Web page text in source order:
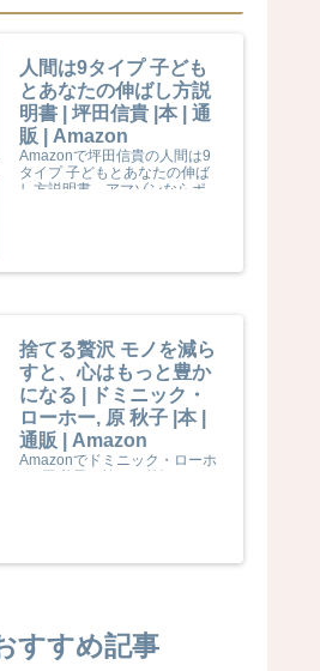
人間は9タイプ 子ども
とあなたの伸ばし方説
明書 | 坪田信貴 |本 | 通
販 | Amazon
Amazonで坪田信貴の人間は9
タイプ 子どもとあなたの伸ば
し方説明書。アマゾンならポイ
し方説明書もアマゾン配送商品
捨てる贅沢 モノを減ら
すと、心はもっと豊か
になる | ドミニック・
ローホー, 原 秋子 |本 |
通販 | Amazon
Amazonでドミニック・ローホ
対象商品は当日お届けも可能。
すすめ記事